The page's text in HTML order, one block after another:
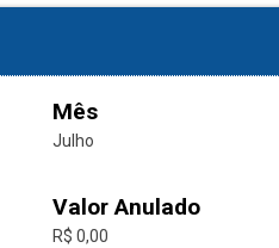
Mês
Julho
Valor Anulado
R$ 0,00